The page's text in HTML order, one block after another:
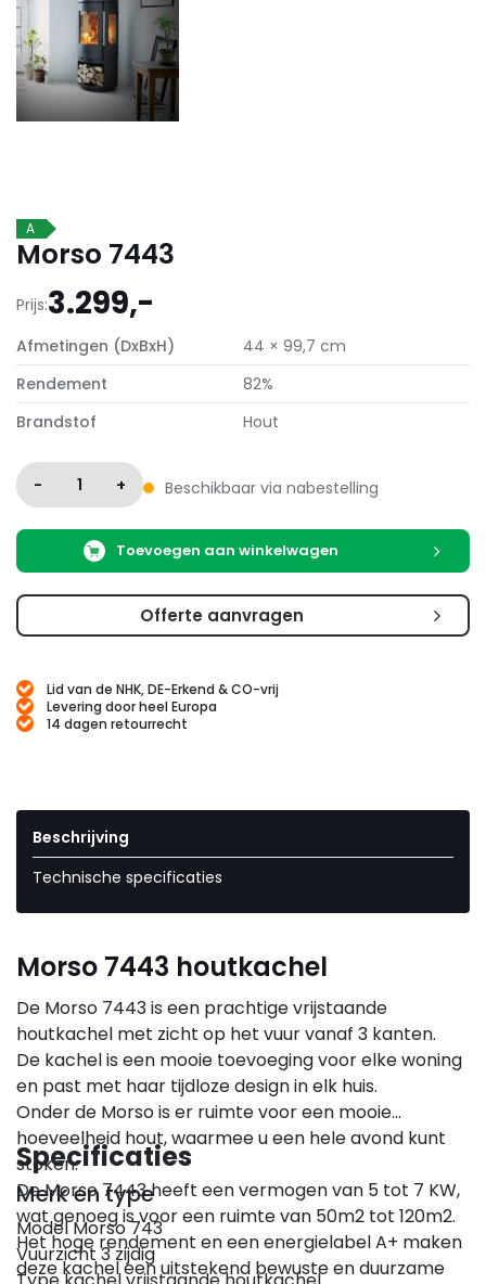
A
Morso 7443
Prijs:3.299,-
Afmetingen (DxBxH)
44 × 99,7 cm
Rendement
82%
Brandstof
Hout
- 1 + Beschikbaar via nabestelling
Toevoegen aan winkelwagen
Offerte aanvragen
Lid van de NHK, DE-Erkend & CO-vrij
Levering door heel Europa
14 dagen retourrecht
Beschrijving
Technische specificaties
Morso 7443 houtkachel
De Morso 7443 is een prachtige vrijstaande
houtkachel met zicht op het vuur vanaf 3 kanten.
De kachel is een mooie toevoeging voor elke woning
en past met haar tijdloze design in elk huis.
Onder de Morso is er ruimte voor een mooie
hoeveelheid hout, waarmee u een hele avond kunt
stoken.
De Morso 7443 heeft een vermogen van 5 tot 7 KW,
wat genoeg is voor een ruimte van 50m2 tot 120m2.
Het hoge rendement en een energielabel A+ maken
deze kachel een uitstekend bewuste en duurzame
Specificaties
Merk en type
Model Morso 743
Vuurzicht 3 zijdig